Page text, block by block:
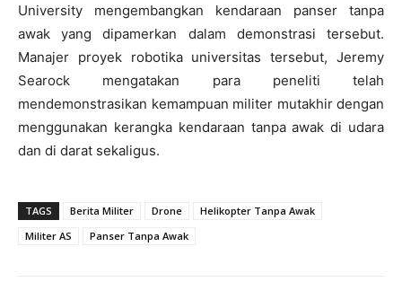
University mengembangkan kendaraan panser tanpa
awak yang dipamerkan dalam demonstrasi tersebut.
Manajer proyek robotika universitas tersebut, Jeremy
Searock mengatakan para peneliti telah
mendemonstrasikan kemampuan militer mutakhir dengan
menggunakan kerangka kendaraan tanpa awak di udara
dan di darat sekaligus.
TAGS Berita Militer Drone
Helikopter Tanpa Awak
Militer AS
Panser Tanpa Awak